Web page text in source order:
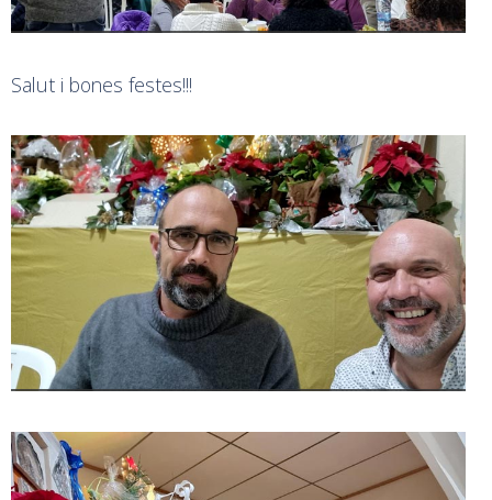
Salut i bones festes!!!